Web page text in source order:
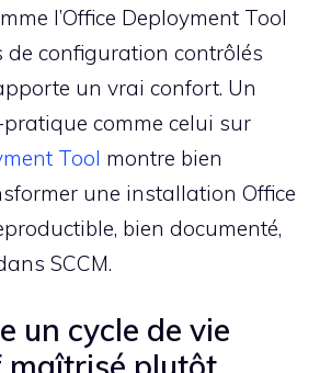
l’Office Deployment Tool
de configuration contrôlés
un vrai confort. Un
comme celui sur
Tool montre bien
une installation Office
bien documenté,
SCCM.
un cycle de vie